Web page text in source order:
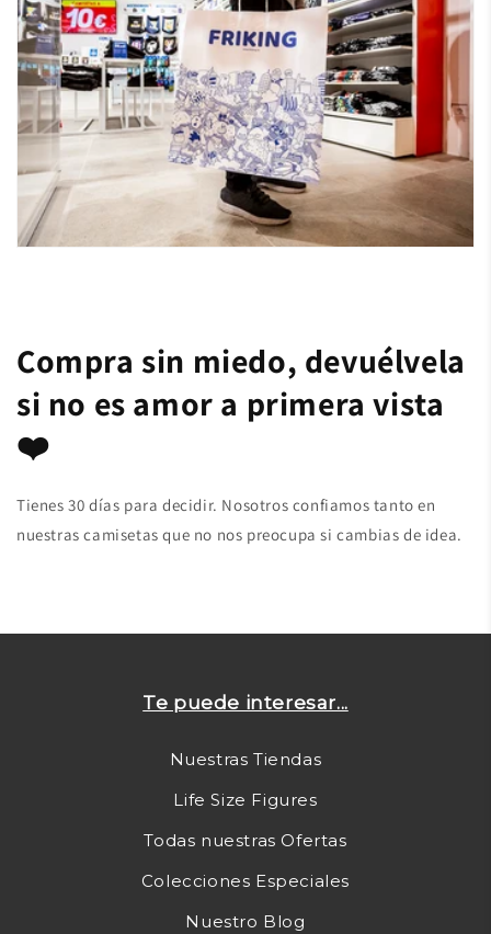
Compra sin miedo, devuélvela
si no es amor a primera vista
❤️
Tienes 30 días para decidir. Nosotros confiamos tanto en
nuestras camisetas que no nos preocupa si cambias de idea.
Te puede interesar...
Nuestras Tiendas
Life Size Figures
Todas nuestras Ofertas
Colecciones Especiales
Nuestro Blog